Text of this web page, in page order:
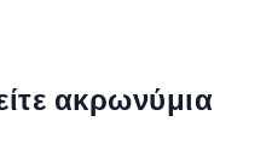
ακρωνύμια